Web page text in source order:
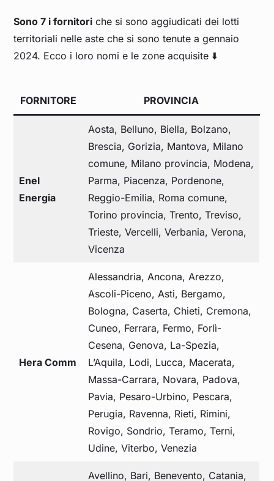
Sono 7 i fornitori che si sono aggiudicati dei lotti
territoriali nelle aste che si sono tenute a gennaio
2024. Ecco i loro nomi e le zone acquisite ⬇️
FORNITORE PROVINCIA
Enel
Energia
Aosta, Belluno, Biella, Bolzano,
Brescia, Gorizia, Mantova, Milano
comune, Milano provincia, Modena,
Parma, Piacenza, Pordenone,
Reggio-Emilia, Roma comune,
Torino provincia, Trento, Treviso,
Trieste, Vercelli, Verbania, Verona,
Vicenza
Hera Comm
Alessandria, Ancona, Arezzo,
Ascoli-Piceno, Asti, Bergamo,
Bologna, Caserta, Chieti, Cremona,
Cuneo, Ferrara, Fermo, Forlì-
Cesena, Genova, La-Spezia,
L’Aquila, Lodi, Lucca, Macerata,
Massa-Carrara, Novara, Padova,
Pavia, Pesaro-Urbino, Pescara,
Perugia, Ravenna, Rieti, Rimini,
Rovigo, Sondrio, Teramo, Terni,
Udine, Viterbo, Venezia
Avellino, Bari, Benevento, Catania,